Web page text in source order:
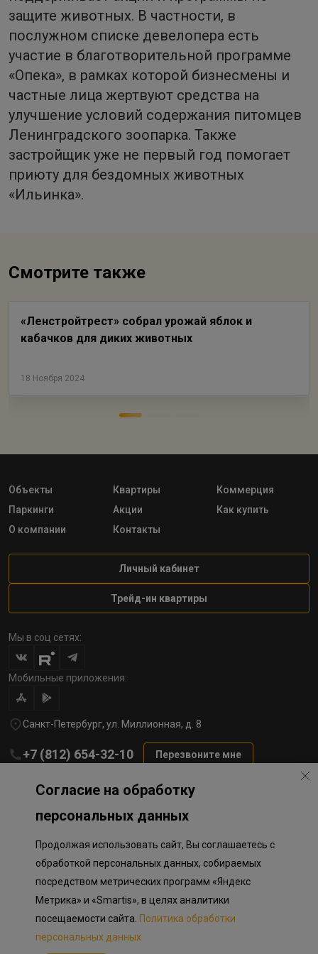
защите животных. В частности, в
послужном списке девелопера есть
участие в благотворительной программе
«Опека», в рамках которой бизнесмены и
частные лица жертвуют средства на
улучшение условий содержания питомцев
Ленинградского зоопарка. Также
застройщик уже не первый год помогает
приюту для бездомных животных
«Ильинка».
Смотрите также
«Ленстройтрест» собрал урожай яблок и
кабачков для диких животных
18 Ноября 2024
Объекты Квартиры
Коммерция
Паркинги
Акции
Как купить
О компании
Контакты
Личный кабинет
Трейд-ин квартиры
Мы в соц сетях:
Мобильные приложения:
Санкт-Петербург, ул. Миллионная, д. 8
+7 (812) 654-32-10 Перезвоните мне
Политика обработки персональных данных
Информация о плановом направлении средств
на строительство соц.объектов в Окле
Приложение к программе лояльности
Разработка сайта «Пикмедиа»
Информация, представленная на сайте, носит исключительно
ознакомительный характер, не является публичной офертой,
Согласие на обработку
персональных данных
Продолжая использовать сайт, Вы соглашаетесь с
обработкой персональных данных, собираемых
посредством метрических программ «Яндекс
Метрика» и «Smartis», в целях аналитики
посещаемости сайта. Политика обработки
персональных данных